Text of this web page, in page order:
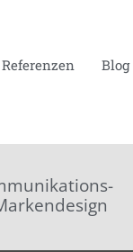
Referenzen Blog